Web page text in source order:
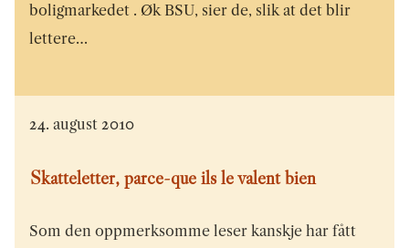
boligmarkedet . Øk BSU, sier de, slik at det blir
lettere…
24. august 2010
Skatteletter, parce-que ils le valent bien
Som den oppmerksomme leser kanskje har fått